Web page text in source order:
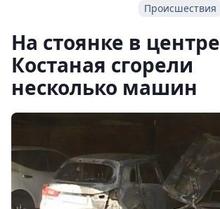
Происшествия
На стоянке в центре
Костаная сгорели
несколько машин